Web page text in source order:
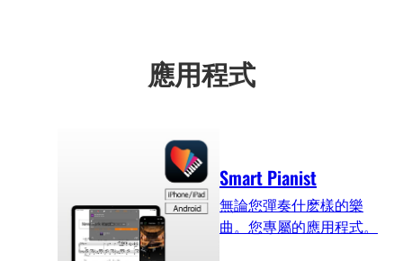
應用程式
Smart Pianist
無論您彈奏什麽樣的樂
曲。您專屬的應用程式。